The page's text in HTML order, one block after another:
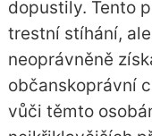
dopustily. Tento
trestní stíhání,
neoprávněně
občanskoprávní
vůči těmto